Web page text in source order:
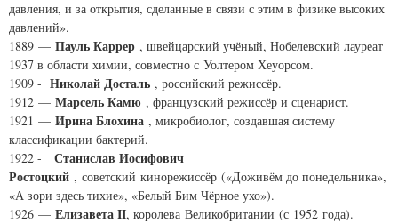
давления, и за открытия, сделанные в связи с этим в физике высоких
давлений».
1889 — Пауль Каррер , швейцарский учёный, Нобелевский лауреат
1937 в области химии, совместно с Уолтером Хеуорсом.
1909 - Николай Досталь , российский режиссёр.
1912 — Марсель Камю , французский режиссёр и сценарист.
1921 — Ирина Блохина , микробиолог, создавшая систему
классификации бактерий.
1922 - Станислав Иосифович
Ростоцкий , советский кинорежиссёр («Доживём до понедельника»,
«А зори здесь тихие», «Белый Бим Чёрное ухо»).
1926 — Елизавета II, королева Великобритании (с 1952 года).